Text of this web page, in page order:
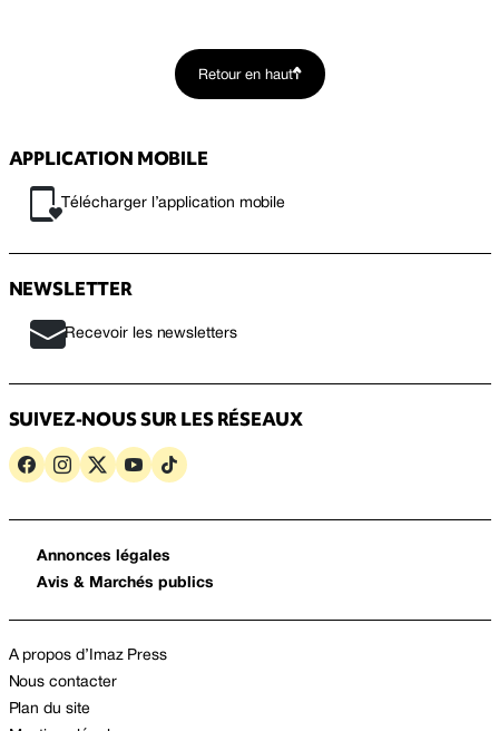
Retour en haut
APPLICATION MOBILE
Télécharger l’application mobile
NEWSLETTER
Recevoir les newsletters
SUIVEZ-NOUS SUR LES RÉSEAUX
Annonces légales
Avis & Marchés publics
A propos d’Imaz Press
Nous contacter
Plan du site